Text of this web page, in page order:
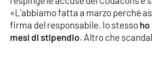
RUBRICHE
Good Morning Vietnam
«L’abbiamo fatta a marzo perché
firma del responsabile. Io stesso
mesi di stipendio. Altro che